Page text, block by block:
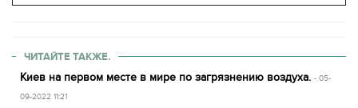
ЧИТАЙТЕ ТАКЖЕ.
Киев на первом месте в мире по загрязнению воздуха. - 05-
09-2022 11:21